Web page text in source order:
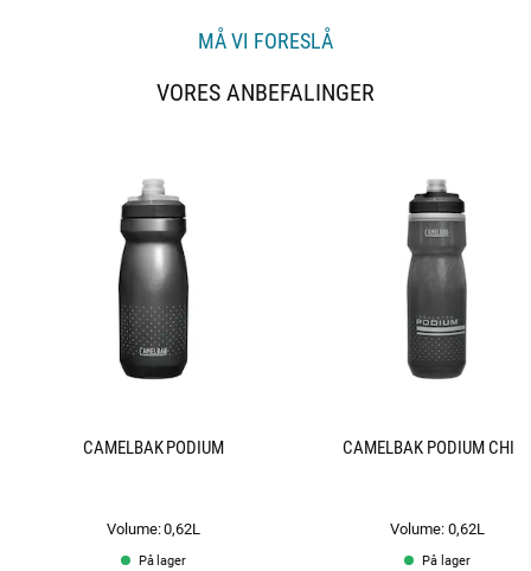
MÅ VI FORESLÅ
VORES ANBEFALINGER
CAMELBAK PODIUM
Volume: 0,62L
På lager
CAMELBAK PODIUM CHILL
Volume: 0,62L
På lager